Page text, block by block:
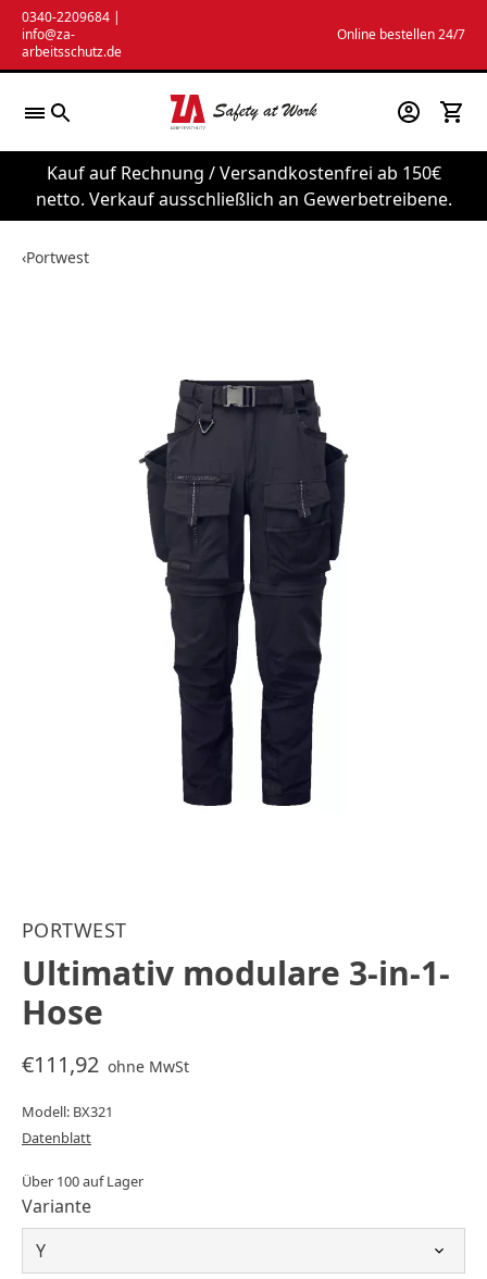
Zum
Inhalt
springen
0340-2209684 |
info@za-
arbeitsschutz.de
Online bestellen 24/7
Kauf auf Rechnung / Versandkostenfrei ab 150€
netto. Verkauf ausschließlich an Gewerbetreibene.
‹Portwest
PORTWEST
Ultimativ modulare 3-in-1-
Hose
€111,92 ohne MwSt
Modell: BX321
Datenblatt
Über 100 auf Lager
Variante